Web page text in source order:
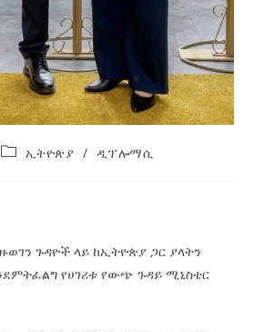
ኢትዮጵያ / ዲፕሎማሲ
ጉዳዮች ላይ ከኢትዮጵያ ጋር ያላትን
የሀገሪቱ የውጭ ጉዳይ ሚኒስቴር